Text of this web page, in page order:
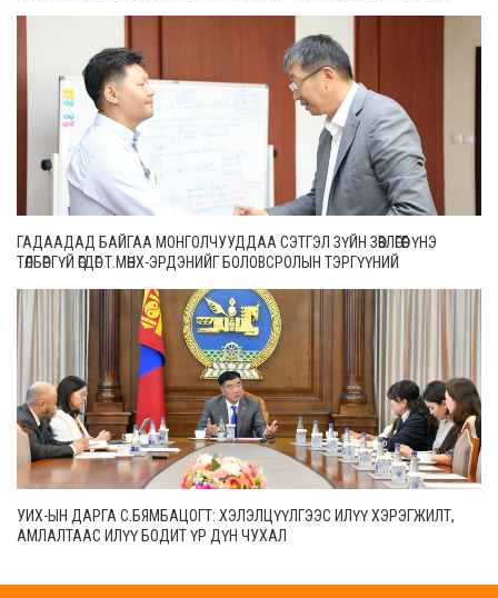
ГАДААДАД БАЙГАА МОНГОЛЧУУДДАА СЭТГЭЛ ЗҮЙН ЗӨВЛӨГӨӨГ ҮНЭ
ТӨЛБӨРГҮЙ ӨГДӨГ Т.МӨНХ-ЭРДЭНИЙГ БОЛОВСРОЛЫН ТЭРГҮҮНИЙ
УИХ-ЫН ДАРГА С.БЯМБАЦОГТ: ХЭЛЭЛЦҮҮЛГЭЭС ИЛҮҮ ХЭРЭГЖИЛТ,
АМЛАЛТААС ИЛҮҮ БОДИТ ҮР ДҮН ЧУХАЛ